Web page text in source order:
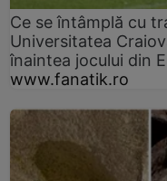
Ce se întâmplă cu
Universitatea
înaintea jocului din
www.fanatik.ro